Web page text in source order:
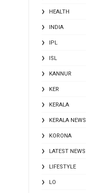
HEALTH
INDIA
IPL
ISL
KANNUR
KER
KERALA
KERALA NEWS
KORONA
LATEST NEWS
LIFESTYLE
LO